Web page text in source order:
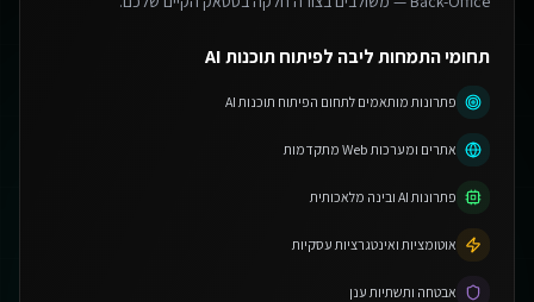
תחומי התמחות ליבה לפיתוח תוכנות AI
פתרונות מותאמים לתחום הפיתוח תוכנות AI
אתרים ומערכות Web מתקדמות
פתרונות AI ובינה מלאכותית
אוטומציות ואינטגרציות עסקיות
אבטחה ותשתיות ענן